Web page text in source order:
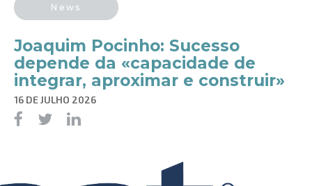
News
Joaquim Pocinho: Sucesso
depende da «capacidade de
integrar, aproximar e construir»
16 DE JULHO 2026